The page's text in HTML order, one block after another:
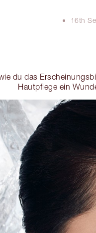
16th
du das
Hautpflege ein